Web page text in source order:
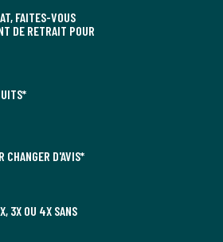
FAITES-VOUS
DE RETRAIT POUR
CHANGER D'AVIS*
3X OU 4X SANS